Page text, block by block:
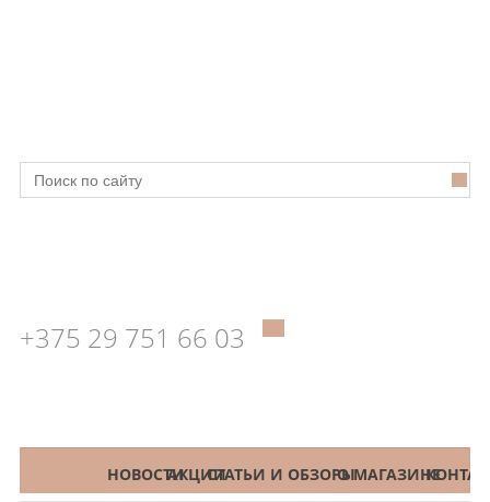
+375 29 751 66 03
КАТАЛОГНОВОСТИАКЦИИСТАТЬИ И ОБЗОРЫО МАГАЗИНЕ